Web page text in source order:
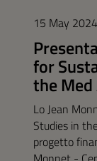
15 May 2024
for
the Med
Lo Jean
Studies in
progetto